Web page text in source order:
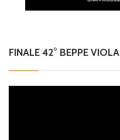
FINALE 42° BEPPE VIOLA